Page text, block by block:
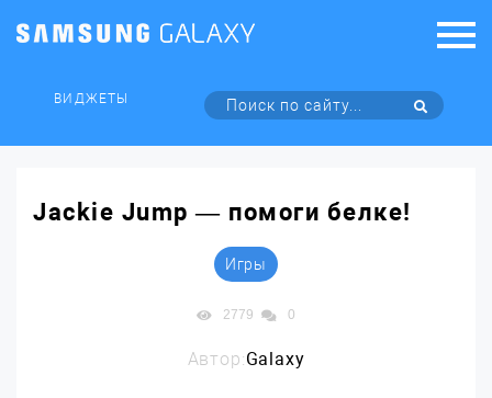
ВИДЖЕТЫ
Jackie Jump — помоги белке!
Игры
2779 0
Автор:Galaxy